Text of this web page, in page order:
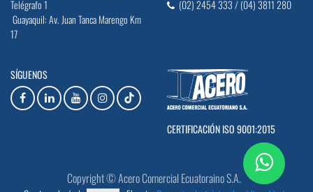
Telégrafo 1
Guayaquil: Av. Juan Tanca Marengo Km
17
(02) 2454 333 / (04) 3811 280
SÍGUENOS
CERTIFICACIÓN ISO 9001:2015
Copyright © Acero Comercial Ecuatoraino S.A.